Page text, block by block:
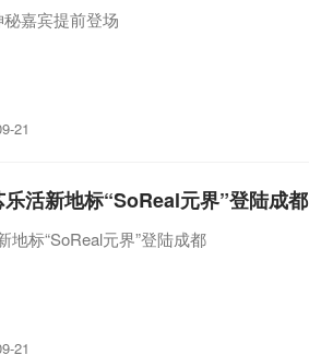
21
嘉宾提前登场
21
活新地标“SoReal元界”登陆成都
标“SoReal元界”登陆成都